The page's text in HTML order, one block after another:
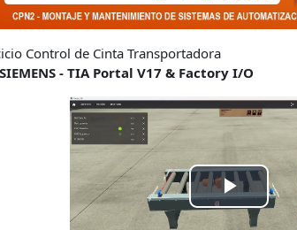
Control de Cinta Transportadora
- TIA Portal V17 & Factory I/O
Play